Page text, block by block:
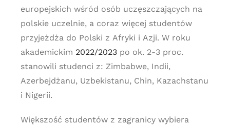
europejskich wśród osób uczęszczających na
polskie uczelnie, a coraz więcej studentów
przyjeżdża do Polski z Afryki i Azji. W roku
akademickim 2022/2023po ok. 2-3 proc.
stanowili studenci z: Zimbabwe, Indii,
Azerbejdżanu, Uzbekistanu, Chin, Kazachstanu
i Nigerii.
Większość studentów z zagranicy wybiera